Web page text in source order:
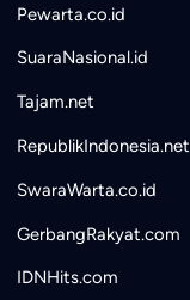
Pewarta.co.id
SuaraNasional.id
Tajam.net
RepublikIndonesia.net
SwaraWarta.co.id
GerbangRakyat.com
IDNHits.com